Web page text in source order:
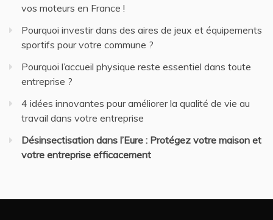
vos moteurs en France !
Pourquoi investir dans des aires de jeux et équipements
sportifs pour votre commune ?
Pourquoi l’accueil physique reste essentiel dans toute
entreprise ?
4 idées innovantes pour améliorer la qualité de vie au
travail dans votre entreprise
Désinsectisation dans l’Eure : Protégez votre maison et
votre entreprise efficacement